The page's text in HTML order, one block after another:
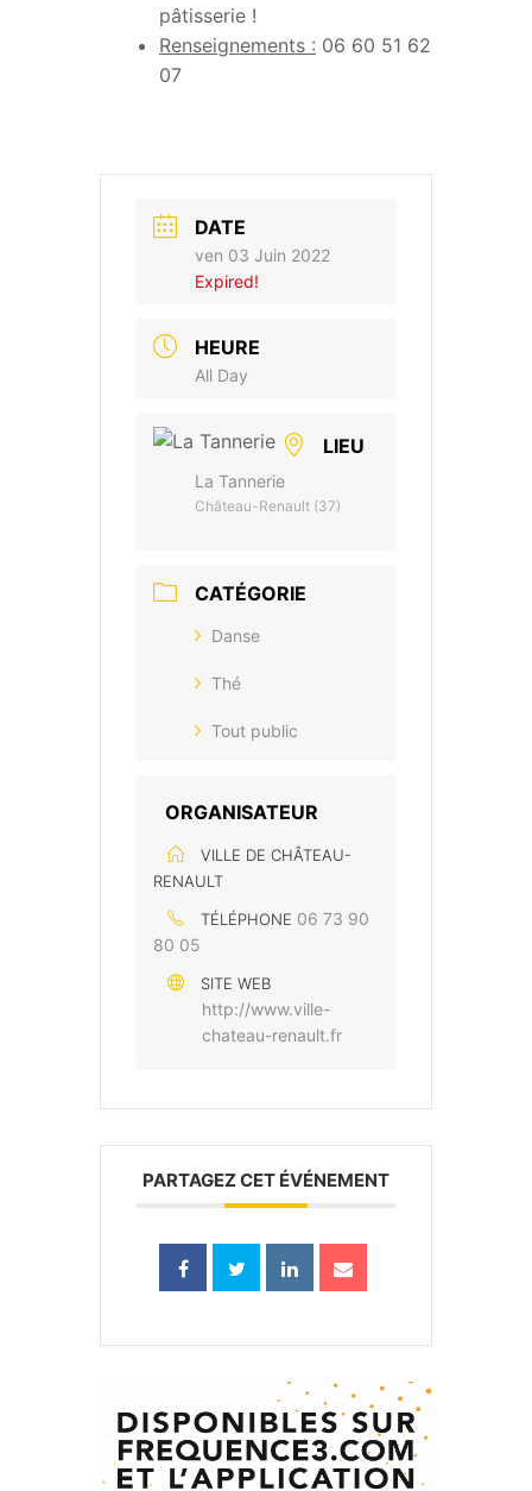
pâtisserie !
Renseignements : 06 60 51 62
07
DATE
ven 03 Juin 2022
Expired!
HEURE
All Day
LIEU
La Tannerie
Château-Renault (37)
CATÉGORIE
Danse
Thé
Tout public
ORGANISATEUR
VILLE DE CHÂTEAU-
RENAULT
TÉLÉPHONE 06 73 90
80 05
SITE WEB
http://www.ville-
chateau-renault.fr
PARTAGEZ CET ÉVÉNEMENT